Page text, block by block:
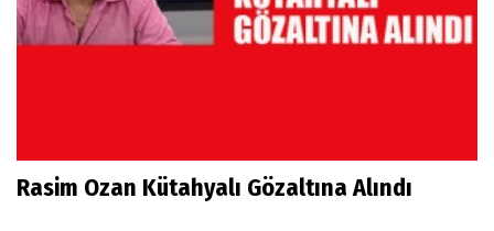
Rasim Ozan Kütahyalı Gözaltına Alındı